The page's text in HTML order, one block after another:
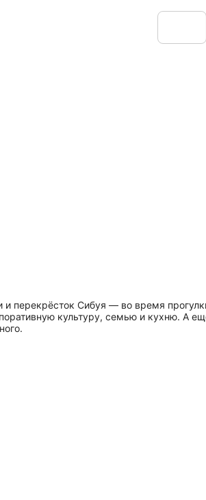
Сибуя — во время
культуру, семью и кухню. А